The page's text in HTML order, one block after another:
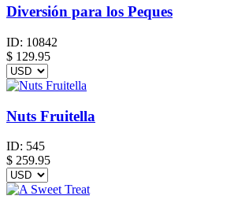
Diversión para los Peques
ID: 10842
$ 129.95
Nuts Fruitella
ID: 545
$ 259.95